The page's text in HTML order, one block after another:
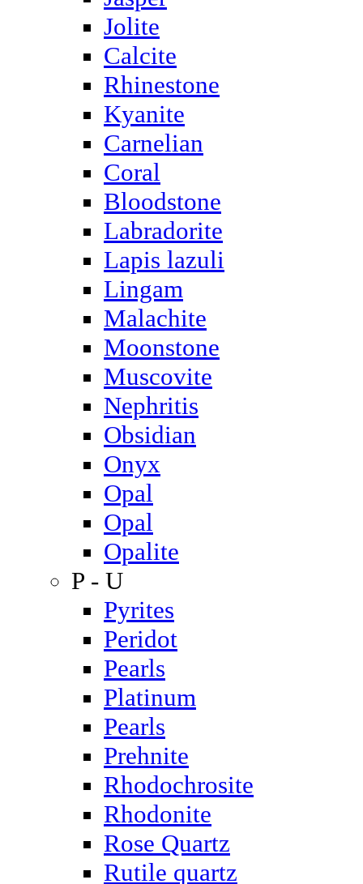
Jolite
Calcite
Rhinestone
Kyanite
Carnelian
Coral
Bloodstone
Labradorite
Lapis lazuli
Lingam
Malachite
Moonstone
Muscovite
Nephritis
Obsidian
Onyx
Opal
Opal
Opalite
P - U
Pyrites
Peridot
Pearls
Platinum
Pearls
Prehnite
Rhodochrosite
Rhodonite
Rose Quartz
Rutile quartz